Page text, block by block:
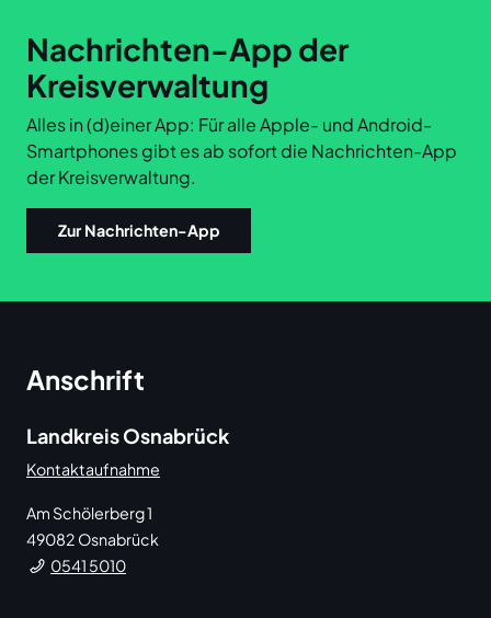
Nachrichten-App der
Kreisverwaltung
Alles in (d)einer App: Für alle Apple- und Android-
Smartphones gibt es ab sofort die Nachrichten-App
der Kreisverwaltung.
Zur Nachrichten-App
Anschrift
Landkreis Osnabrück
Kontaktaufnahme
Am Schölerberg 1
49082 Osnabrück
0541 5010